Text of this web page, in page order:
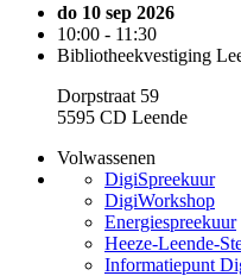
do 10 sep 2026
10:00 - 11:30
Bibliotheekvestiging
Dorpstraat 59
5595 CD Leende
Volwassenen
DigiSpreekuur
DigiWorkshop
Energiespreekuur
Heeze-Leende-
Informatiepunt